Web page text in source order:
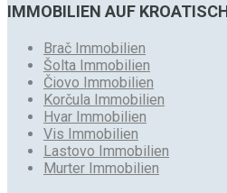
IMMOBILIEN AUF
Brač Immobilien
Šolta Immobilien
Čiovo Immobilien
Korčula Immobilien
Hvar Immobilien
Vis Immobilien
Lastovo Immobilien
Murter Immobilien